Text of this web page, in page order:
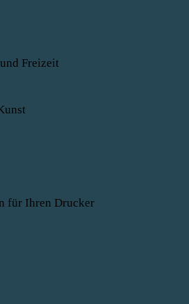
Freizeit
für Ihren Drucker